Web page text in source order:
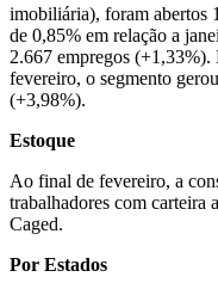
imobiliária), foram abertos
de 0,85% em relação a
2.667 empregos (+1,33%).
fevereiro, o segmento
(+3,98%).
Estoque
Ao final de fevereiro, a
trabalhadores com carteira
Caged.
Por Estados